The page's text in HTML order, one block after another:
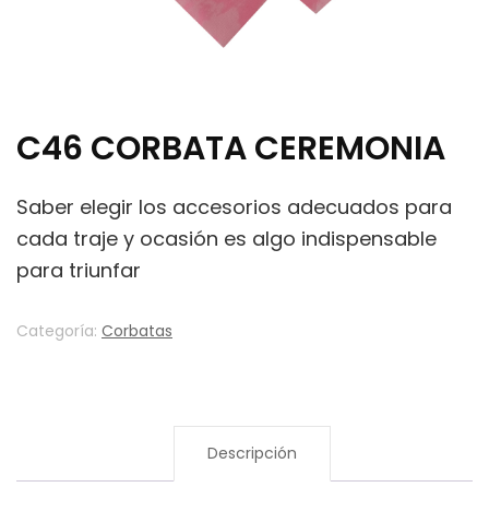
C46 CORBATA CEREMONIA
Saber elegir los accesorios adecuados para
cada traje y ocasión es algo indispensable
para triunfar
Categoría: Corbatas
Descripción